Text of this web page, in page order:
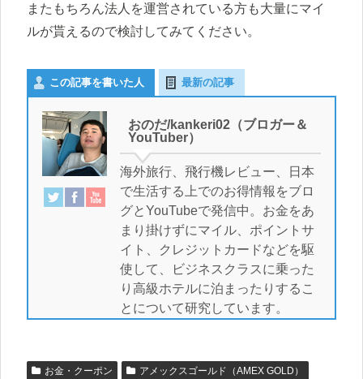
またもちろん法人を運営されている方も大量にマイ
ルが貰えるので検討してみてください。
この記事を書いた人 最新の記事
おのだ/kankeri02（ブロガー＆
YouTuber）
海外旅行、飛行機レビュー、日本
で生活する上でのお得情報をブロ
グとYouTubeで発信中。お金をあ
まり掛けずにマイル、ポイントサ
イト、クレジットカードなどを駆
使して、ビジネスクラスに乗った
り高級ホテルに泊まったりするこ
とについて研究しています。
お金・クーポン
アメックスゴールド（AMEX GOLD）